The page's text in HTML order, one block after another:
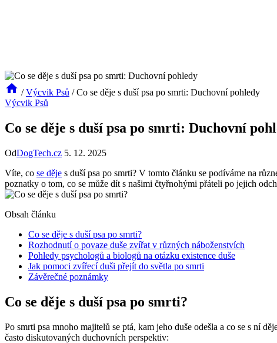
/ Výcvik Psů / Co se děje s duší psa po smrti: Duchovní pohledy
Výcvik Psů
Co se děje s duší psa po smrti: Duchovní
OdDogTech.cz 5. 12. 2025
Víte, co se děje s duší psa po smrti? V tomto článku se podíváme na
poznatky o tom, co se může dít s našimi čtyřnohými přáteli po jejich
Obsah článku
Co se děje s duší psa po smrti?
Rozhodnutí o povaze duše zvířat v různých náboženstvích
Pohledy psychologů a biologů na otázku existence duše
Jak pomoci zvířecí duši přejít do světla po smrti
Závěrečné poznámky
Co se děje s duší psa po smrti?
Po smrti psa mnoho majitelů se ptá, kam jeho duše odešla a co se s ní
často diskutovaných duchovních perspektiv: